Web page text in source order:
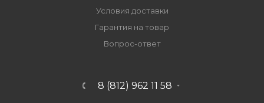
Условия доставки
Гарантия на товар
Вопрос-ответ
8 (812) 962 11 58